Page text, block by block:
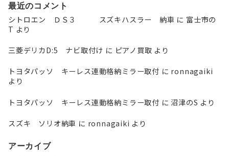
最近のコメント
シトロエン ＤＳ３ スズキハスラー 納車 に 富士市の
T より
三菱デリカD:5 ナビ取付け に ピアノ買取 より
トヨタパッソ キーレス連動格納ミラー取付 に ronnagaiki
より
トヨタパッソ キーレス連動格納ミラー取付 に沼津のS より
スズキ ソリオ納車 に ronnagaiki より
アーカイブ